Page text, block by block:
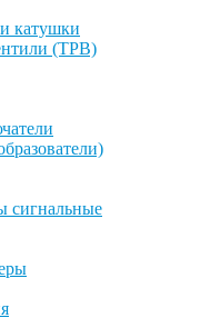
катушки
(ТРВ)
сигнальные